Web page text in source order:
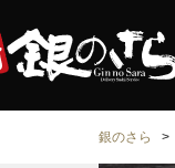
銀のさら